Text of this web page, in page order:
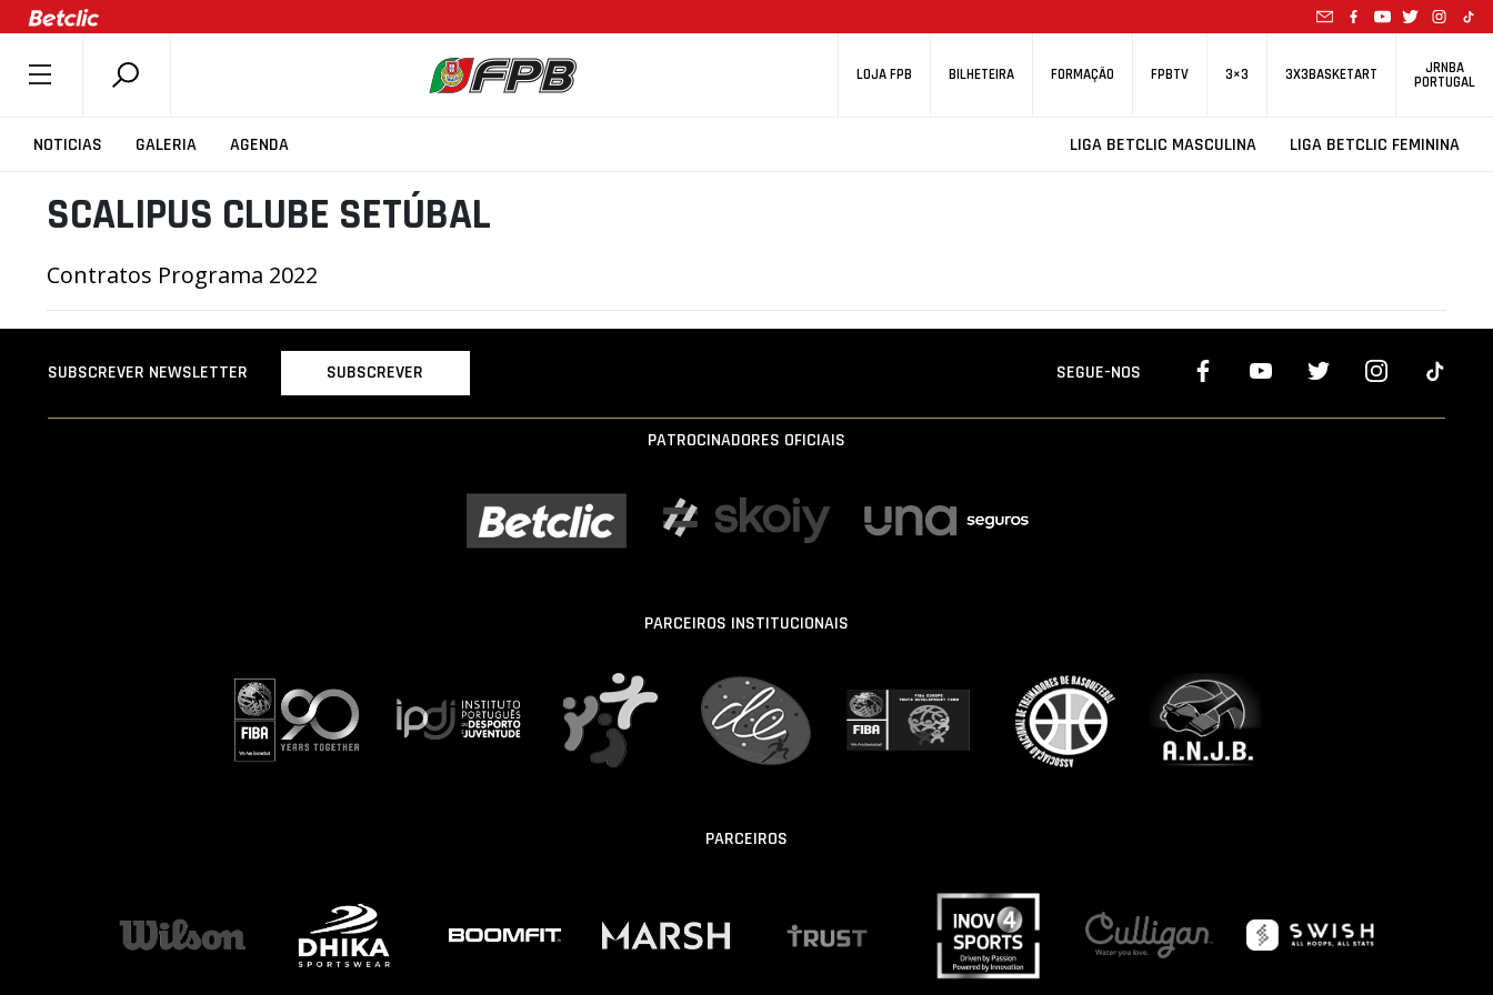
LOJA FPB BILHETEIRA FORMAÇÃO FPBTV 3×3 3X3BASKETART JRNBA
PORTUGAL
NOTICIAS GALERIA AGENDA LIGA BETCLIC MASCULINA LIGA BETCLIC FEMININA
SOBRE A FPB
ÚLTIMAS
ASSOCIAÇÕES
CLUBES
AGENTES
AGENDA
SCALIPUS CLUBE SETÚBAL
Contratos Programa 2022
SUBSCREVER NEWSLETTER SUBSCREVER SEGUE-NOS
PATROCINADORES OFICIAIS
PARCEIROS INSTITUCIONAIS
PARCEIROS